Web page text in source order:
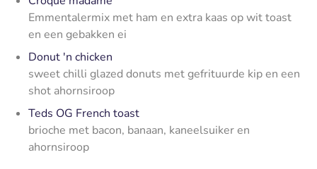
Emmentalermix met ham en extra kaas op wit toast
en een gebakken ei
Donut 'n chicken
sweet chilli glazed donuts met gefrituurde kip en een
shot ahornsiroop
Teds OG French toast
brioche met bacon, banaan, kaneelsuiker en
ahornsiroop